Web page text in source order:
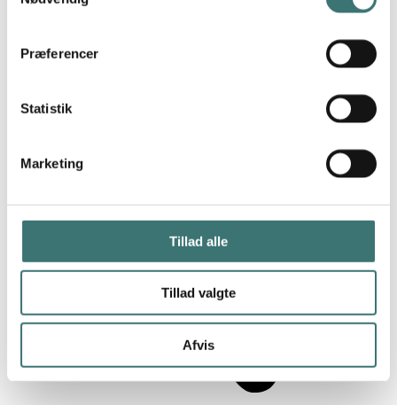
Præferencer
Statistik
Marketing
Tillad alle
Tillad valgte
Afvis